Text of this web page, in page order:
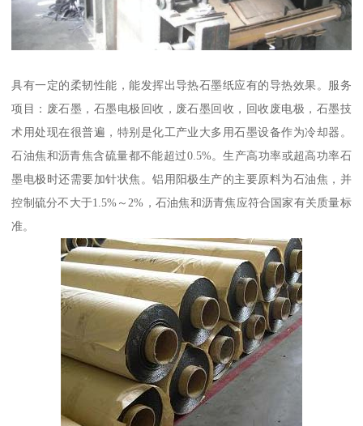
具有一定的柔韧性能，能发挥出导热石墨纸应有的导热效果。服务
项目：废石墨，石墨电极回收，废石墨回收，回收废电极，石墨技
术用处现在很普遍，特别是化工产业大多用石墨设备作为冷却器。
石油焦和沥青焦含硫量都不能超过0.5%。生产高功率或超高功率石
墨电极时还需要加针状焦。铝用阳极生产的主要原料为石油焦，并
控制硫分不大于1.5%～2%，石油焦和沥青焦应符合国家有关质量标
准。